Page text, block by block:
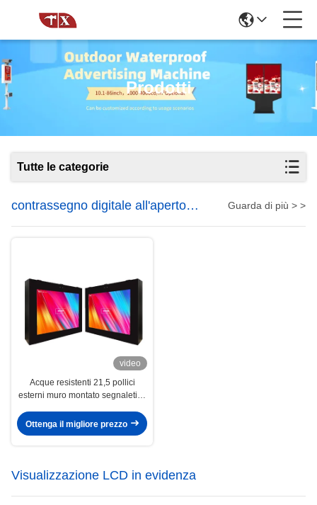
Prodotti
Tutte le categorie
contrassegno digitale all'aperto
impermeabile
Guarda di più > >
video
Acque resistenti 21,5 pollici
esterni muro montato segnaletica
orizzontale
Ottenga il migliore prezzo
Visualizzazione LCD in evidenza